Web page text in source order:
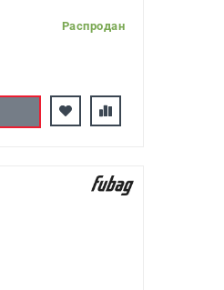
Распродан